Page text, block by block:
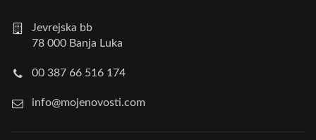
Jevrejska bb
78 000 Banja Luka
00 387 66 516 174
info@mojenovosti.com